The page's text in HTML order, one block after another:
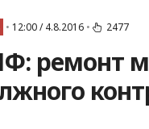
• 12:00 / 4.8.2016 • 2477
ремонт